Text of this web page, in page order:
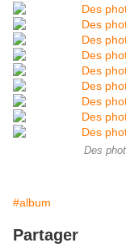
Des
#album
Partager